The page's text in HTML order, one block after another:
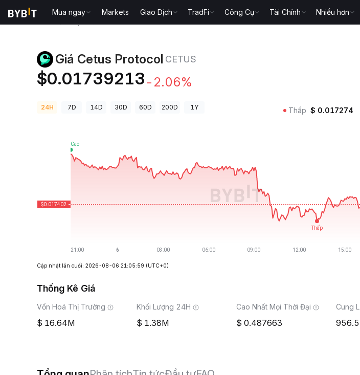
Mua ngay Markets Giao Dịch TradFi Công Cụ Tài Chính Nhiều hơn
Giá Cetus Protocol CETUS
$0.01739213 -2.06%
24H 7D 14D 30D 60D 200D 1Y Thấp $ 0.017274
Cập nhật lần cuối: 2026-08-06 21:05:59 (UTC+0)
Thống Kê Giá
Vốn Hoá Thị Trường
16.64M
Khối Lượng 24H
1.38M
Cao Nhất Mọi Thời Đại
0.487663
Cung